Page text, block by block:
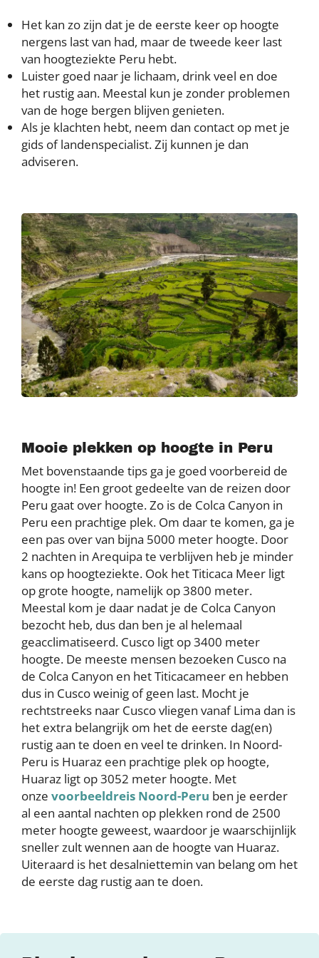
Het kan zo zijn dat je de eerste keer op hoogte
nergens last van had, maar de tweede keer last
van hoogteziekte Peru hebt.
Luister goed naar je lichaam, drink veel en doe
het rustig aan. Meestal kun je zonder problemen
van de hoge bergen blijven genieten.
Als je klachten hebt, neem dan contact op met je
gids of landenspecialist. Zij kunnen je dan
adviseren.
Mooie plekken op hoogte in Peru
Met bovenstaande tips ga je goed voorbereid de
hoogte in! Een groot gedeelte van de reizen door
Peru gaat over hoogte. Zo is de Colca Canyon in
Peru een prachtige plek. Om daar te komen, ga je
een pas over van bijna 5000 meter hoogte. Door
2 nachten in Arequipa te verblijven heb je minder
kans op hoogteziekte. Ook het Titicaca Meer ligt
op grote hoogte, namelijk op 3800 meter.
Meestal kom je daar nadat je de Colca Canyon
bezocht heb, dus dan ben je al helemaal
geacclimatiseerd. Cusco ligt op 3400 meter
hoogte. De meeste mensen bezoeken Cusco na
de Colca Canyon en het Titicacameer en hebben
dus in Cusco weinig of geen last. Mocht je
rechtstreeks naar Cusco vliegen vanaf Lima dan is
het extra belangrijk om het de eerste dag(en)
rustig aan te doen en veel te drinken. In Noord-
Peru is Huaraz een prachtige plek op hoogte,
Huaraz ligt op 3052 meter hoogte. Met
onze voorbeeldreis Noord-Peru ben je eerder
al een aantal nachten op plekken rond de 2500
meter hoogte geweest, waardoor je waarschijnlijk
sneller zult wennen aan de hoogte van Huaraz.
Uiteraard is het desalniettemin van belang om het
de eerste dag rustig aan te doen.